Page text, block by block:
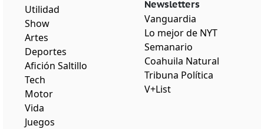
Utilidad
Show
Artes
Deportes
Afición Saltillo
Tech
Motor
Vida
Juegos
Newsletters
Vanguardia
Lo mejor de NYT
Semanario
Coahuila Natural
Tribuna Política
V+List